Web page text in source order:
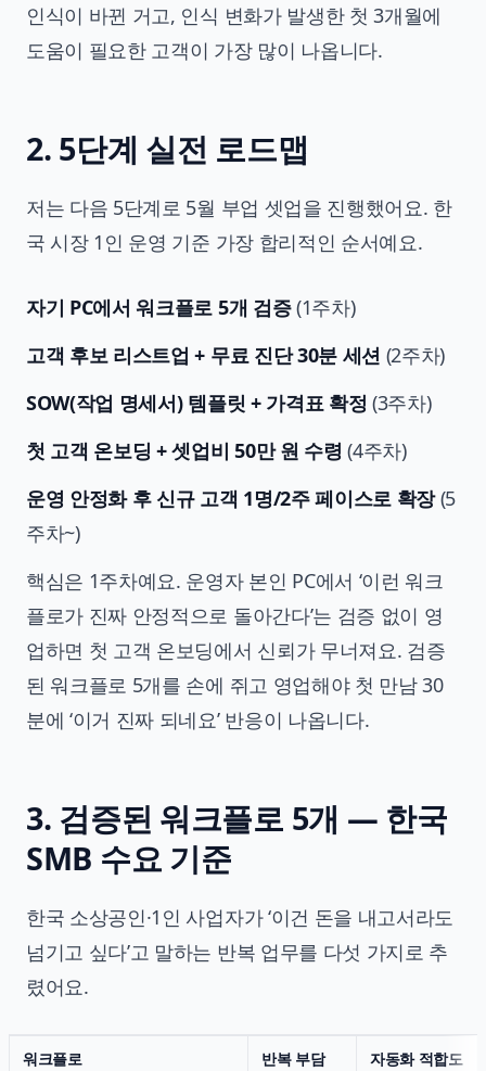
인식이 바뀐 거고, 인식 변화가 발생한 첫 3개월에
도움이 필요한 고객이 가장 많이 나옵니다.
2. 5단계 실전 로드맵
저는 다음 5단계로 5월 부업 셋업을 진행했어요. 한
국 시장 1인 운영 기준 가장 합리적인 순서예요.
자기 PC에서 워크플로 5개 검증(1주차)
고객 후보 리스트업 + 무료 진단 30분 세션 (2주차)
SOW(작업 명세서) 템플릿 + 가격표 확정 (3주차)
첫 고객 온보딩 + 셋업비 50만 원 수령 (4주차)
운영 안정화 후 신규 고객 1명/2주 페이스로 확장(5
주차~)
핵심은 1주차예요. 운영자 본인 PC에서 ‘이런 워크
플로가 진짜 안정적으로 돌아간다’는 검증 없이 영
업하면 첫 고객 온보딩에서 신뢰가 무너져요. 검증
된 워크플로 5개를 손에 쥐고 영업해야 첫 만남 30
분에 ‘이거 진짜 되네요’ 반응이 나옵니다.
3. 검증된 워크플로 5개 — 한국
SMB 수요 기준
한국 소상공인·1인 사업자가 ‘이건 돈을 내고서라도
넘기고 싶다’고 말하는 반복 업무를 다섯 가지로 추
렸어요.
워크플로 반복 부담 자동화 적합도